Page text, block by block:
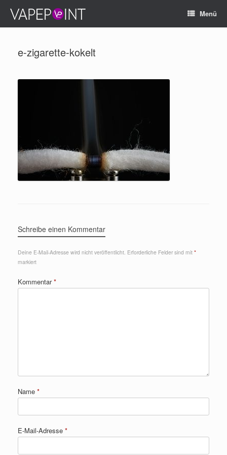
Menü
e-zigarette-kokelt
Schreibe einen Kommentar
Deine E-Mail-Adresse wird nicht veröffentlicht. Erforderliche Felder sind mit *
markiert
Kommentar*
Name *
E-Mail-Adresse *